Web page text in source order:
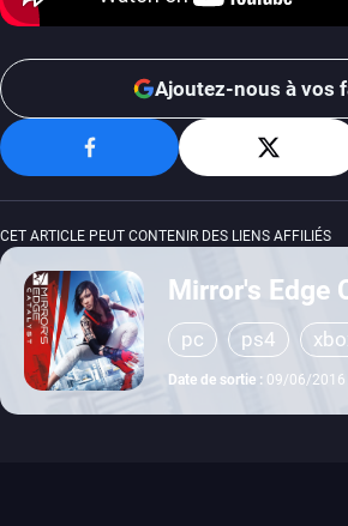
Ajoutez-nous à vos
CET ARTICLE PEUT CONTENIR DES LIENS AFFILIÉS
Mirror's Edge
pc ps4
Date de sortie : 09/06/2016